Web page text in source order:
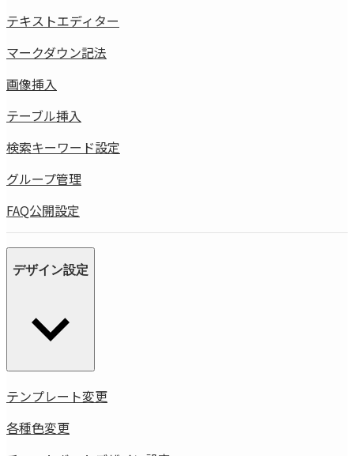
テキストエディター
マークダウン記法
画像挿入
テーブル挿入
検索キーワード設定
グループ管理
FAQ公開設定
デザイン設定
テンプレート変更
各種色変更